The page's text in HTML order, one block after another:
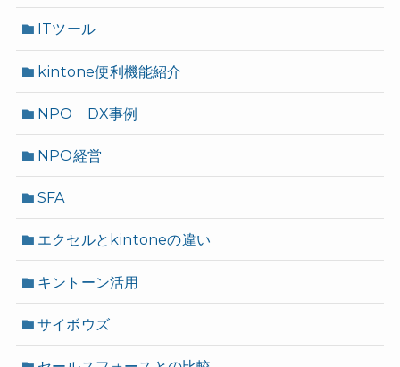
ITツール
kintone便利機能紹介
NPO DX事例
NPO経営
SFA
エクセルとkintoneの違い
キントーン活用
サイボウズ